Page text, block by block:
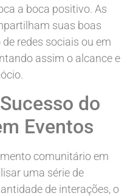
a boca positivo. As
suas boas
redes sociais ou em
assim o alcance e
do
Eventos
comunitário em
uma série de
de interações, o